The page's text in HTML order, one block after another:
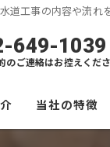
水道工事の内容や流れ
649-1039
のご連絡はお控えくださ
当社の特徴